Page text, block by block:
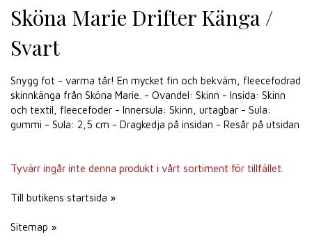
Sköna Marie Drifter Känga /
Svart
Snygg fot - varma tår! En mycket fin och bekväm, fleecefodrad
skinnkänga från Sköna Marie. - Ovandel: Skinn - Insida: Skinn
och textil, fleecefoder - Innersula: Skinn, urtagbar - Sula:
gummi - Sula: 2,5 cm - Dragkedja på insidan - Resår på utsidan
Tyvärr ingår inte denna produkt i vårt sortiment för tillfället.
Till butikens startsida »
Sitemap »